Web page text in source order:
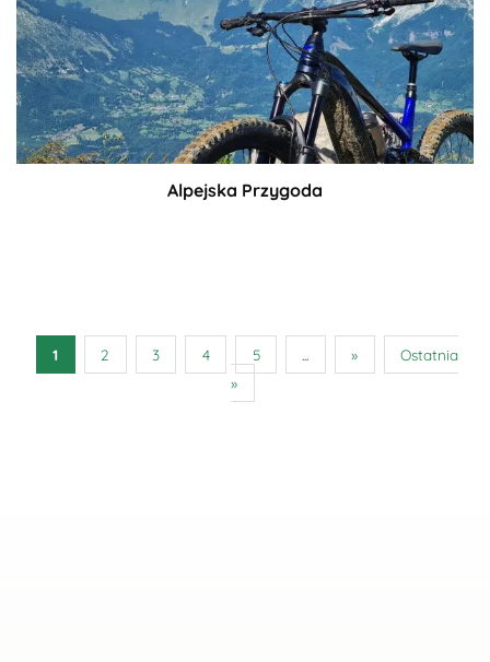
Alpejska Przygoda
1 2 3 4 5 ... »
Ostatnia
»